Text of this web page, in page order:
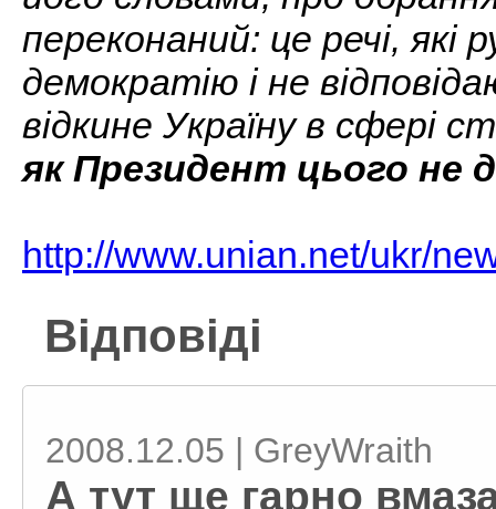
переконаний: це речі, які
демократію і не
відкине Україну в сфері
як Президент цього не
http://www.unian.net/ukr/
Відповіді
2008.12.05 | GreyWraith
А тут ще гарно